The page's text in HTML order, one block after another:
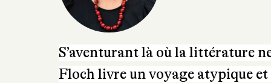
S’aventurant là où la littérature
Floch livreun voyage atypique